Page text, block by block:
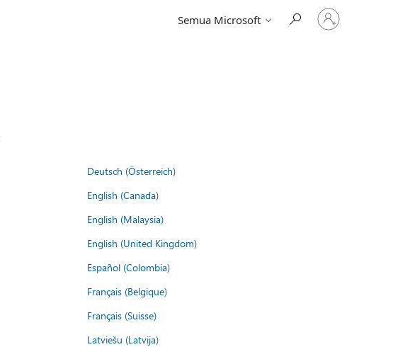
Semua Microsoft
Masuk
ke
akun
Deutsch (Österreich)
English (Canada)
English (Malaysia)
English (United Kingdom)
Español (Colombia)
Français (Belgique)
Français (Suisse)
Latviešu (Latvija)